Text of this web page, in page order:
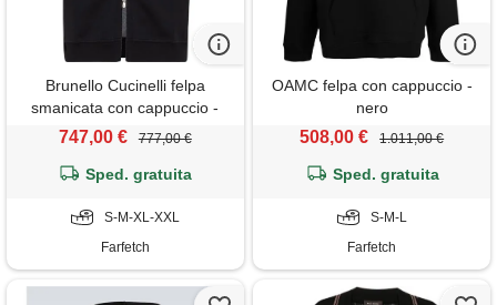
Brunello Cucinelli felpa
smanicata con cappuccio -
nero
747,00 € 777,00 €
Sped. gratuita
S-M-XL-XXL
Farfetch
OAMC felpa con cappuccio -
nero
508,00 € 1.011,00 €
Sped. gratuita
S-M-L
Farfetch